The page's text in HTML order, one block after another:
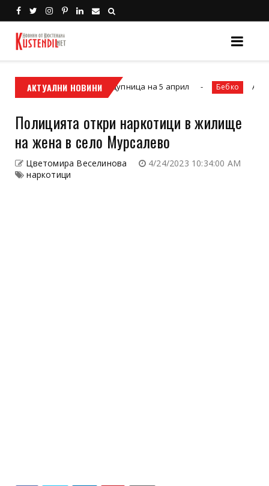
АКТУАЛНИ НОВИНИ
ще се проведе в Дупница на 5 април Бебко
Полицията откри наркотици в жилище
на жена в село Мурсалево
Цветомира Веселинова
4/24/2023 10:34:00 AM
наркотици